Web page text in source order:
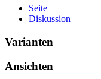
Seite
Diskussion
Varianten
Ansichten